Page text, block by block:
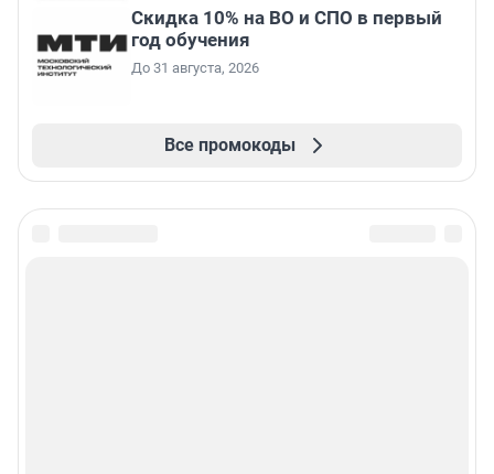
Скидка 10% на ВО и СПО в первый
год обучения
До 31 августа, 2026
Все промокоды